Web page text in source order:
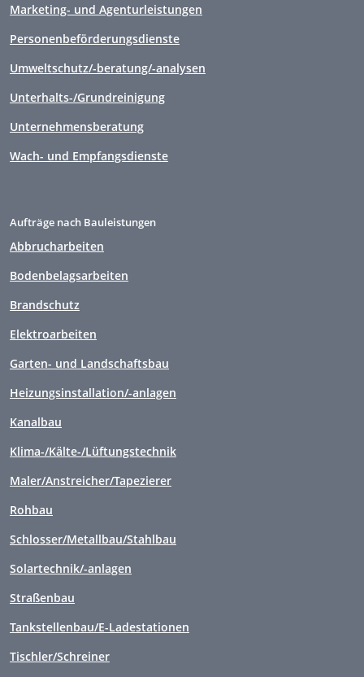
Marketing- und Agenturleistungen
Personenbeförderungsdienste
Umweltschutz/-beratung/-analysen
Unterhalts-/Grundreinigung
Unternehmensberatung
Wach- und Empfangsdienste
Aufträge nach Bauleistungen
Abbrucharbeiten
Bodenbelagsarbeiten
Brandschutz
Elektroarbeiten
Garten- und Landschaftsbau
Heizungsinstallation/-anlagen
Kanalbau
Klima-/Kälte-/Lüftungstechnik
Maler/Anstreicher/Tapezierer
Rohbau
Schlosser/Metallbau/Stahlbau
Solartechnik/-anlagen
Straßenbau
Tankstellenbau/E-Ladestationen
Tischler/Schreiner